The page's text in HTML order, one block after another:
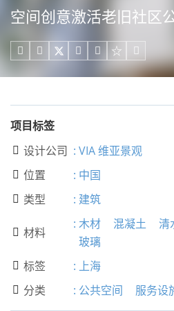
空间创意激活老旧社区
    
项目标签
 设计公司 : VIA 维亚景观
 位置 : 中国
 类型 : 建筑
 材料
: 木材 混凝土
清
玻璃
 标签 : 上海
 分类 : 公共空间 服务设